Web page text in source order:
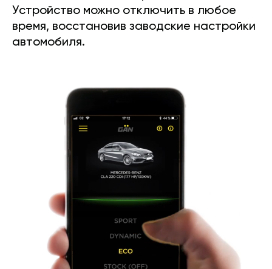
Устройство можно отключить в любое
время, восстановив заводские настройки
автомобиля.